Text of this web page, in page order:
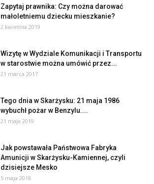
Zapytaj prawnika: Czy można darować
małoletniemu dziecku mieszkanie?
2 kwietnia 2019
Wizytę w Wydziale Komunikacji i Transportu
w starostwie można umówić przez...
21 marca 2017
Tego dnia w Skarżysku: 21 maja 1986
wybuchł pożar w Benzylu....
21 maja 2019
Jak powstawała Państwowa Fabryka
Amunicji w Skarżysku-Kamiennej, czyli
dzisiejsze Mesko
5 maja 2018